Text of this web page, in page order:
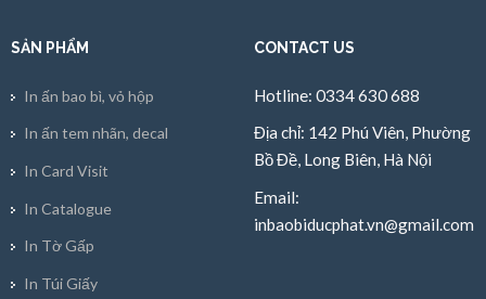
SẢN PHẨM
In ấn bao bì, vỏ hộp
In ấn tem nhãn, decal
In Card Visit
In Catalogue
In Tờ Gấp
In Túi Giấy
CONTACT US
Hotline: 0334 630 688
Địa chỉ: 142 Phú Viên, Phường
Bồ Đề, Long Biên, Hà Nội
Email:
inbaobiducphat.vn@gmail.com